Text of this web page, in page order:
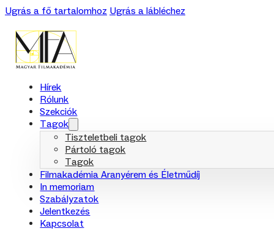
Ugrás a fő tartalomhoz Ugrás a lábléchez
Hírek
Rólunk
Szekciók
Tagok
Tiszteletbeli tagok
Pártoló tagok
Tagok
Filmakadémia Aranyérem és Életműdíj
In memoriam
Szabályzatok
Jelentkezés
Kapcsolat